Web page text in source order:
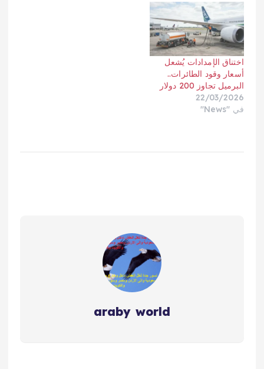
اختناق الإمدادات يُشعل
أسعار وقود الطائرات..
البرميل تجاوز 200 دولار
22/03/2026
في "News"
araby world